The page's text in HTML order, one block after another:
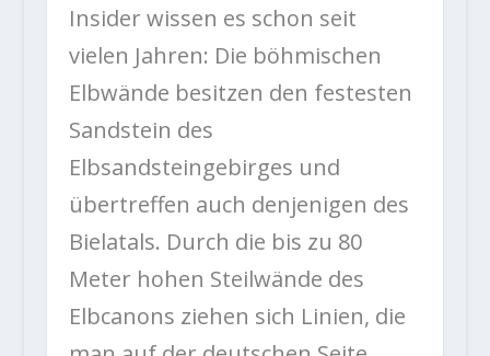
Insider wissen es schon seit
vielen Jahren: Die böhmischen
Elbwände besitzen den festesten
Sandstein des
Elbsandsteingebirges und
übertreffen auch denjenigen des
Bielatals. Durch die bis zu 80
Meter hohen Steilwände des
Elbcanons ziehen sich Linien, die